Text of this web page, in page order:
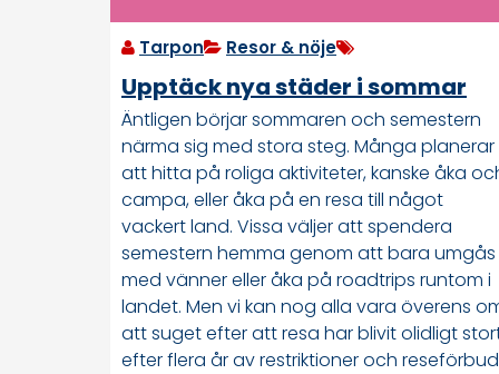
Tarpon Resor & nöje
Upptäck nya städer i sommar
Äntligen börjar sommaren och semestern
närma sig med stora steg. Många planerar
att hitta på roliga aktiviteter, kanske åka
campa, eller åka på en resa till något
vackert land. Vissa väljer att spendera
semestern hemma genom att bara umgås
med vänner eller åka på roadtrips runtom i
landet. Men vi kan nog alla vara överens
att suget efter att resa har blivit olidligt
efter flera år av restriktioner och